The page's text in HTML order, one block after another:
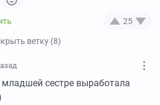
25
ветку (8)
сестре выработала